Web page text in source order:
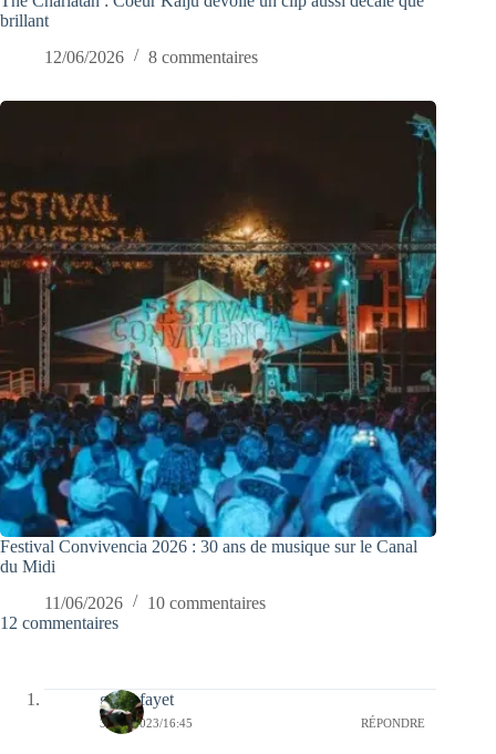
brillant
12/06/2026
8 commentaires
Festival Convivencia 2026 : 30 ans de musique sur le Canal
du Midi
11/06/2026
10 commentaires
12 commentaires
giselefayet
31/12/2023/16:45 RÉPONDRE